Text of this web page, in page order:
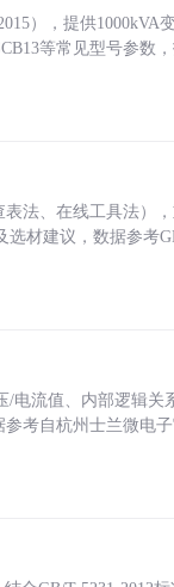
），提供1000kVA
等常见型号参数
法、在线工具法）
材建议，数据参考
电流值、内部逻辑关
考自杭州士兰微电